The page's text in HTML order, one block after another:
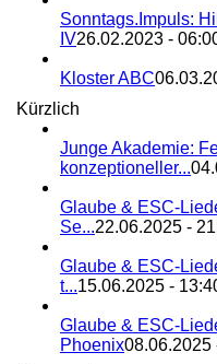
Sonntags.Impuls:
IV26.02.2023 -
Kloster ABC
Kürzlich
Junge Akademie:
konzeptioneller...
Glaube & ESC-
Se...22.06.2025 -
Glaube & ESC-
t...15.06.2025 -
Glaube & ESC-
Phoenix08.06.2025